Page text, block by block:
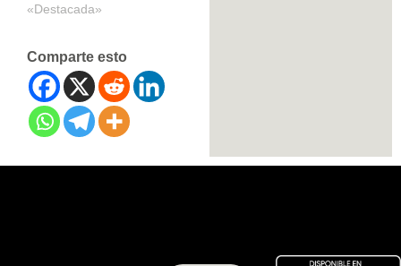
«Destacada»
Comparte esto